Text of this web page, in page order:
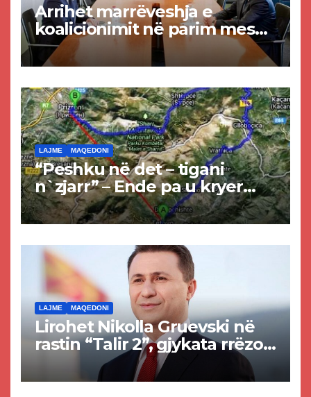
Arrihet marrëveshja e
koalicionimit në parim mes
Kurtit dhe Abdixhikut
LAJME MAQEDONI
“Peshku në det – tigani
n`zjarr” – Ende pa u kryer
projekti i tunelit, komuna e
Tetovës nis punimet për
LAJME MAQEDONI
Lirohet Nikolla Gruevski në
rastin “Talir 2”, gjykata rrëzon
akuzat për ndërtimin e
paligjshëm të selisë së